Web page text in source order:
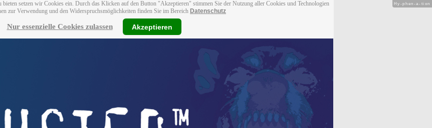
bieten setzen wir Cookies ein. Durch das Klicken auf den Button "Akzeptieren" stimmen Sie der Nutzung aller Cookies und Technologien
zur Verwendung und den Widerspruchsmöglichkeiten finden Sie im Bereich Datenschutz
Nur essenzielle Cookies zulassen Akzeptieren
Hy-phen-a-tion